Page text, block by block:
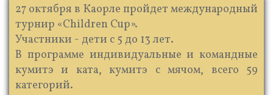
27 октября в Каорле пройдет международный
турнир «Children Cup».
Участники - дети с 5 до 13 лет.
В программе индивидуальные и командные
кумитэ и ката, кумитэ с мячом, всего 59
категорий.